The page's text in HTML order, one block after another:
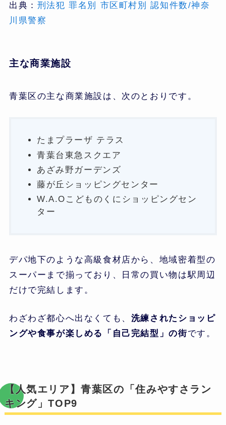
出典： 刑法犯 罪名別 市区町村別 認知件数/神奈
川県警察
主な商業施設
青葉区の主な商業施設は、次のとおりです。
たまプラーザ テラス
青葉台東急スクエア
あざみ野ガーデンズ
藤が丘ショッピングセンター
W.A.Oこどものくにショッピングセン
ター
デパ地下のような高級食材店から、地域密着型の
スーパーまで揃っており、日常の買い物は駅周辺
だけで完結します。
わざわざ都心へ出なくても、 洗練されたショッピ
ングや食事が楽しめる「自己完結型」の街です。
【人気エリア】青葉区の「住みやすさラン
キング」TOP9